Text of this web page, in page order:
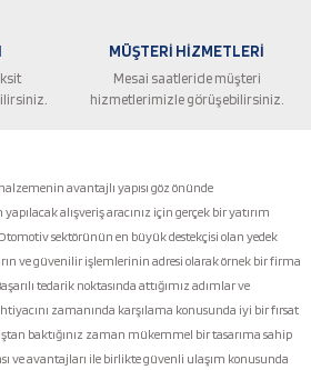
Gönder
MÜŞTERİ HİZMETLERİ
Mesai saatleride müşteri
hizmetlerimizle görüşebilirsiniz.
avantajlı yapısı göz önünde
alışveriş aracınız için gerçek bir yatırım
sektörünün en büyük destekçisi olan yedek
ve güvenilir işlemlerinin adresi olarak örnek bir firma
tedarik noktasında attığımız adımlar ve
zamanında karşılama konusunda iyi bir fırsat
baktığınız zaman mükemmel bir tasarıma sahip
ve avantajları ile birlikte güvenli ulaşım konusunda